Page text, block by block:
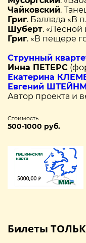
Чайковский.
Григ. Баллада «В
Шуберт. «Лесной
Григ. «В пещере
Струнный
Инна ПЕТЕРС
Екатерина
Евгений
Автор проекта и
Стоимость
500-1000 руб.
Билеты